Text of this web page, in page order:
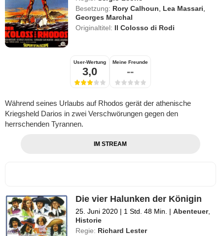
Besetzung: Rory Calhoun Lea Massari
Georges Marchal
Originaltitel: Il Colosso di Rodi
User-Wertung
3,0
Meine Freunde
--
Während seines Urlaubs auf Rhodos gerät der athenische
Kriegsheld Darios in zwei Verschwörungen gegen den
herrschenden Tyrannen.
IM STREAM
Die vier Halunken der Königin
25. Juni 2020 | 1 Std. 48 Min. | Abenteuer,
Historie
Regie: Richard Lester